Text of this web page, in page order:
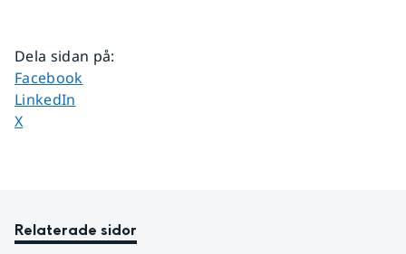
Dela sidan på:
Dela sidan på
Facebook
Dela sidan på
LinkedIn
Dela sidan på
X
Relaterade sidor